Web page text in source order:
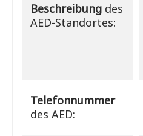
Beschreibungdes
AED-Standortes:
Telefonnummer
des AED: